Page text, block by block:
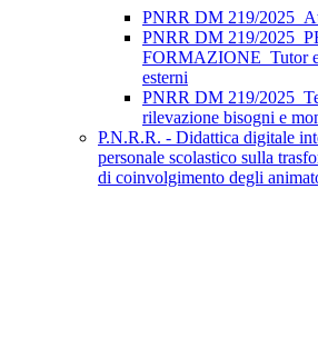
PNRR DM 219/
PNRR DM 219/
FORMAZIONE_Tutor
esterni
PNRR DM 219/
rilevazione bisogni e
P.N.R.R. - Didattica digitale
personale scolastico sulla
di coinvolgimento degli